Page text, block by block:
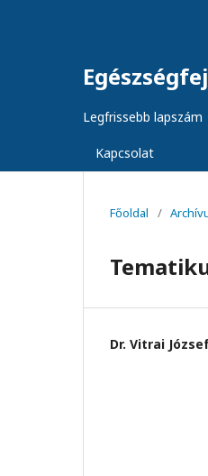
Legfrissebb lapszám
Kapcsolat
Főoldal /
Dr. Vitrai